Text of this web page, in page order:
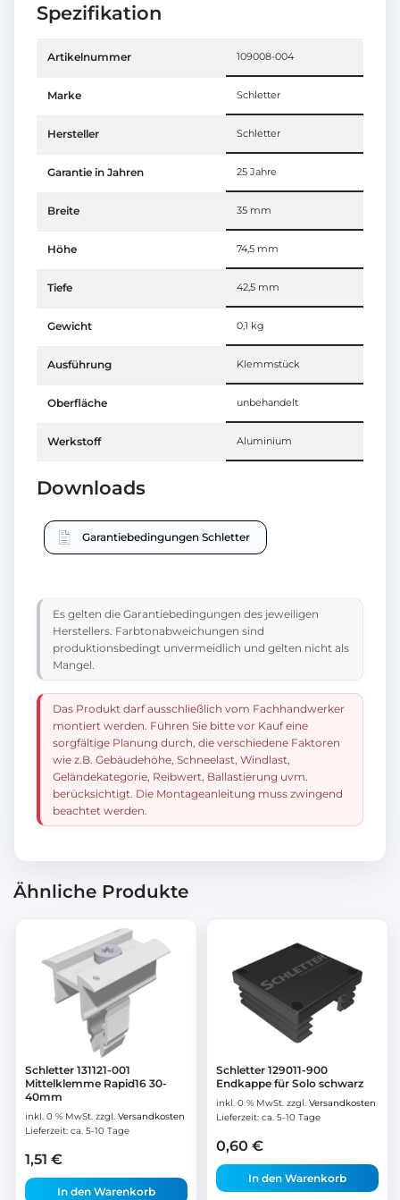
Spezifikation
Artikelnummer 109008-004
Marke Schletter
Hersteller Schletter
Garantie in Jahren 25 Jahre
Breite 35 mm
Höhe 74,5 mm
Tiefe 42,5 mm
Gewicht 0,1 kg
Ausführung Klemmstück
Oberfläche unbehandelt
Werkstoff Aluminium
Downloads
Garantiebedingungen Schletter
Es gelten die Garantiebedingungen des jeweiligen
Herstellers. Farbtonabweichungen sind
produktionsbedingt unvermeidlich und gelten nicht als
Mangel.
Das Produkt darf ausschließlich vom Fachhandwerker
montiert werden. Führen Sie bitte vor Kauf eine
sorgfältige Planung durch, die verschiedene Faktoren
wie z.B. Gebäudehöhe, Schneelast, Windlast,
Geländekategorie, Reibwert, Ballastierung uvm.
berücksichtigt. Die Montageanleitung muss zwingend
beachtet werden.
Ähnliche Produkte
Schletter 131121-001
Mittelklemme Rapid16 30-
40mm
inkl. 0 % MwSt. zzgl. Versandkosten
Lieferzeit: ca. 5-10 Tage
1,51 €
In den Warenkorb
Schletter 129011-900
Endkappe für Solo schwarz
inkl. 0 % MwSt. zzgl. Versandkosten
Lieferzeit: ca. 5-10 Tage
0,60 €
In den Warenkorb